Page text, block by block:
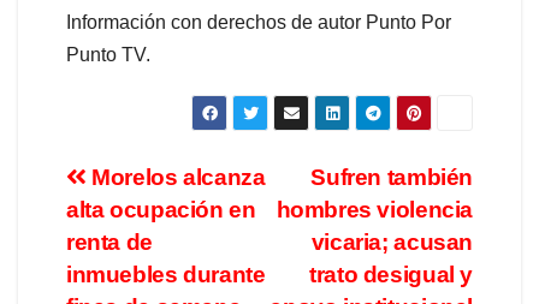
Información con derechos de autor Punto Por
Punto TV.
Sufren también
hombres violencia
vicaria; acusan
trato desigual y
Morelos alcanza
alta ocupación en
renta de
inmuebles durante